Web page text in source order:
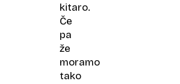
kitaro.
Če
pa
že
moramo
tako